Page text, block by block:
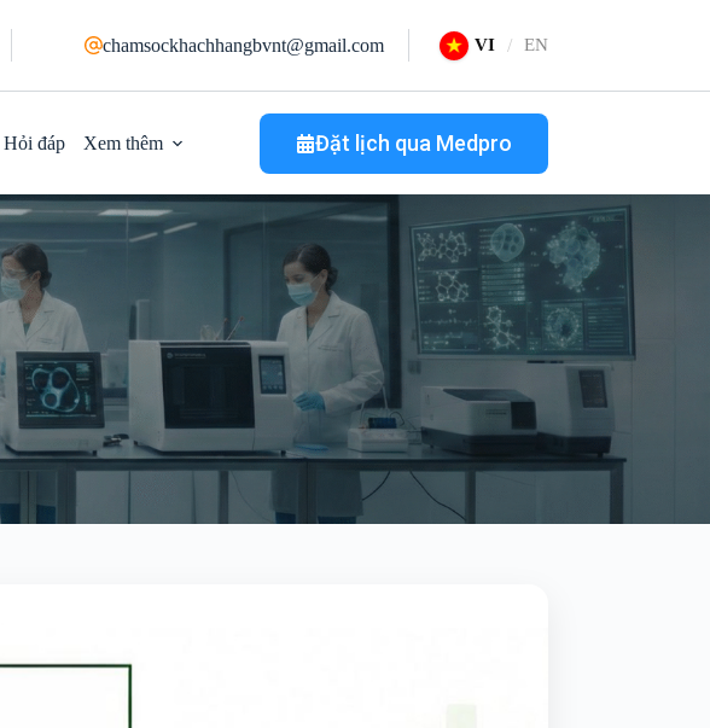
chamsockhachhangbvnt@gmail.com EN
VI
Hỏi đáp Xem thêm Đặt lịch qua Medpro